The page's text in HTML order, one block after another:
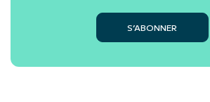
S’ABONNER